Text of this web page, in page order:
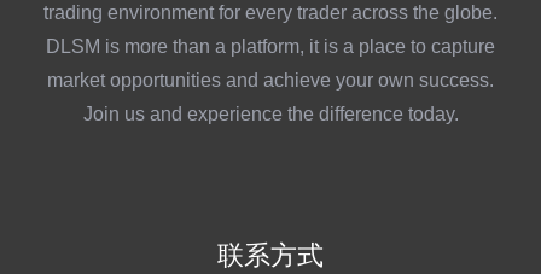
trading environment for every trader across the globe.
DLSM is more than a platform, it is a place to capture
market opportunities and achieve your own success.
Join us and experience the difference today.
联系方式